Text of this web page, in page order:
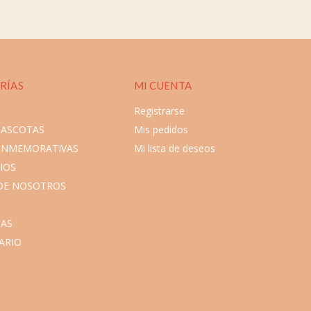
NOSOTROS
MI CUENTA
Registrarse
Mis pedidos
Mi lista de deseos